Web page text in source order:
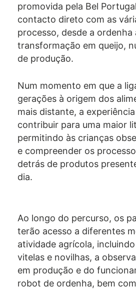
promovida pela Bel
contacto direto com as
processo, desde a ordenha
transformação em queijo,
de produção.
Num momento em que a
gerações à origem dos
mais distante, a
contribuir para uma maior
permitindo às crianças
e compreender os
detrás de produtos
dia.
Ao longo do percurso, os
terão acesso a diferentes
atividade agrícola,
vitelas e novilhas, a
em produção e do
robot de ordenha, bem